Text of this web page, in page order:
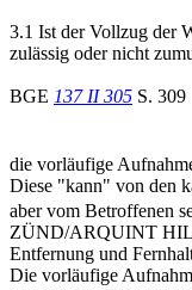
3.1 Ist der Vollzug der
zulässig oder nicht
BGE 137 II 305 S. 309
die vorläufige
Diese "kann" von den
aber vom Betroffenen
ZÜND/ARQUINT
Entfernung und
Die vorläufige